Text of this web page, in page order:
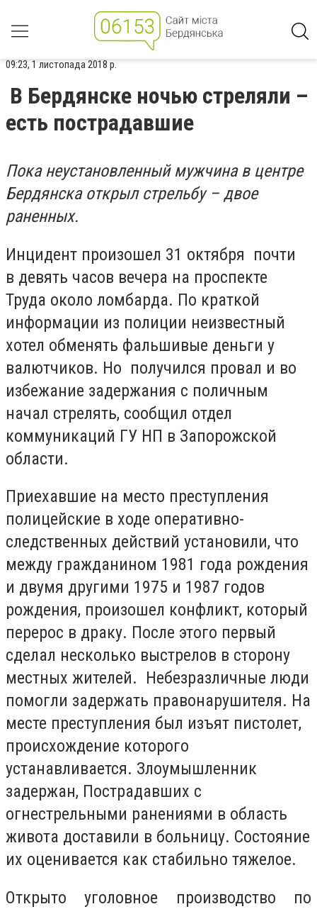
09:23, 1 листопада 2018 р.
В Бердянске ночью стреляли –
есть пострадавшие
Пока неустановленный мужчина в центре
Бердянска открыл стрельбу – двое
раненных.
Инцидент произошел 31 октября почти
в девять часов вечера на проспекте
Труда около ломбарда. По краткой
информации из полиции неизвестный
хотел обменять фальшивые деньги у
валютчиков. Но получился провал и во
избежание задержания с поличным
начал стрелять, сообщил отдел
коммуникаций ГУ НП в Запорожской
области.
Приехавшие на место преступления
полицейские в ходе оперативно-
следственных действий установили, что
между гражданином 1981 года рождения
и двумя другими 1975 и 1987 годов
рождения, произошел конфликт, который
перерос в драку. После этого первый
сделал несколько выстрелов в сторону
местных жителей. Небезразличные люди
помогли задержать правонарушителя. На
месте преступления был изъят пистолет,
происхождение которого
устанавливается. Злоумышленник
задержан, Пострадавших с
огнестрельными ранениями в область
живота доставили в больницу. Состояние
их оценивается как стабильно тяжелое.
Открыто уголовное производство по